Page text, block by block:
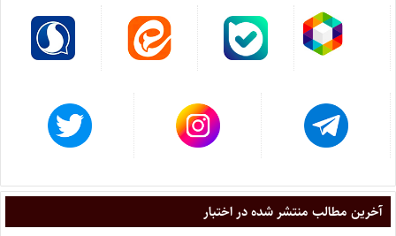
آخرین مطالب منتشر شده در اختبار